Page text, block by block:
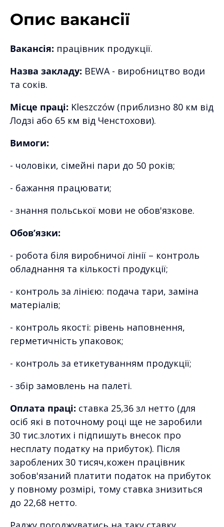
Опис вакансії
Вакансія: працівник продукції.
Назва закладу: BEWA - виробництво води
та соків.
Місце праці: Kleszczów (приблизно 80 км від
Лодзі або 65 км від Ченстохови).
Вимоги:
- чоловіки, сімейні пари до 50 років;
- бажання працювати;
- знання польської мови не обов'язкове.
Обов’язки:
- робота біля виробничої лінії – контроль
обладнання та кількості продукції;
- контроль за лінією: подача тари, заміна
матеріалів;
- контроль якості: рівень наповнення,
герметичність упаковок;
- контроль за етикетуванням продукції;
- збір замовлень на палеті.
Оплата праці: ставка 25,36 зл нетто (для
осіб які в поточному році ще не заробили
30 тис.злотих і підпишуть внесок про
несплату податку на прибуток). Після
зароблених 30 тисяч,кожен працівник
зобов'язаний платити податок на прибуток
у повному розмірі, тому ставка знизиться
до 22,68 нетто.